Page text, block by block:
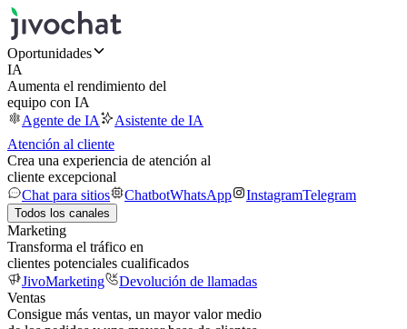
Oportunidades
IA
Aumenta el rendimiento del
equipo con IA
Agente de IA
Asistente de IA
Atención al cliente
Crea una experiencia de atención al
cliente excepcional
Chat para sitios
ChatbotWhatsApp InstagramTelegram
Todos los canales
Marketing
Transforma el tráfico en
clientes potenciales cualificados
JivoMarketing
Devolución de llamadas
Ventas
Consigue más ventas, un mayor valor medio